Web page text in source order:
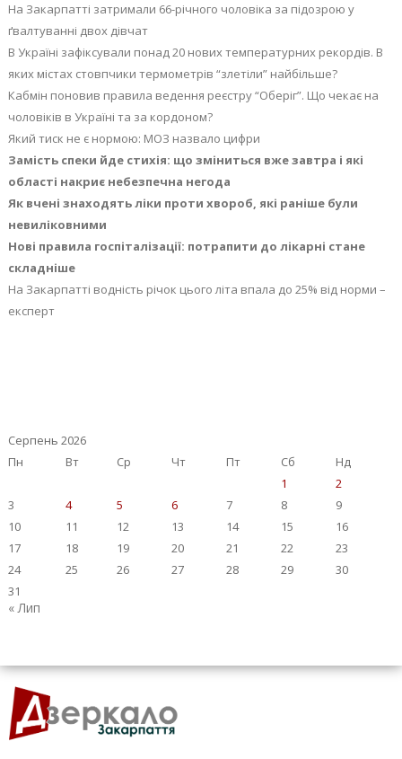
На Закарпатті затримали 66-річного чоловіка за підозрою у
ґвалтуванні двох дівчат
В Україні зафіксували понад 20 нових температурних рекордів. В
яких містах стовпчики термометрів “злетіли” найбільше?
Кабмін поновив правила ведення реєстру “Оберіг”. Що чекає на
чоловіків в Україні та за кордоном?
Який тиск не є нормою: МОЗ назвало цифри
Замість спеки йде стихія: що зміниться вже завтра і які
області накриє небезпечна негода
Як вчені знаходять ліки проти хвороб, які раніше були
невиліковними
Нові правила госпіталізації: потрапити до лікарні стане
складніше
На Закарпатті водність річок цього літа впала до 25% від норми –
експерт
Серпень 2026
Пн
Вт Ср Чт Пт Сб
Нд
1
2
3
4 5 6 7 8
9
10
11 12 13 14 15
16
17
18 19 20 21 22
23
24
25 26 27 28 29
30
31
« Лип